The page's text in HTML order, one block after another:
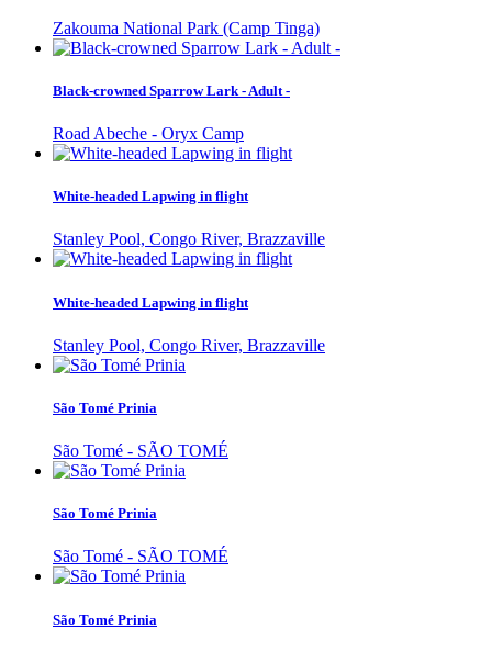
Zakouma National Park (Camp Tinga)
Black-crowned Sparrow Lark - Adult -
Road Abeche - Oryx Camp
White-headed Lapwing in flight
Stanley Pool, Congo River, Brazzaville
White-headed Lapwing in flight
Stanley Pool, Congo River, Brazzaville
São Tomé Prinia
São Tomé - SÃO TOMÉ
São Tomé Prinia
São Tomé - SÃO TOMÉ
São Tomé Prinia